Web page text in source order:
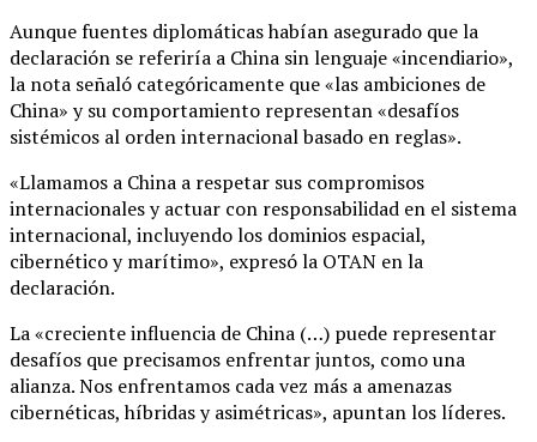
Aunque fuentes diplomáticas habían asegurado que la
declaración se referiría a China sin lenguaje «incendiario»,
la nota señaló categóricamente que «las ambiciones de
China» y su comportamiento representan «desafíos
sistémicos al orden internacional basado en reglas».
«Llamamos a China a respetar sus compromisos
internacionales y actuar con responsabilidad en el sistema
internacional, incluyendo los dominios espacial,
cibernético y marítimo», expresó la OTAN en la
declaración.
La «creciente influencia de China (…) puede representar
desafíos que precisamos enfrentar juntos, como una
alianza. Nos enfrentamos cada vez más a amenazas
cibernéticas, híbridas y asimétricas», apuntan los líderes.